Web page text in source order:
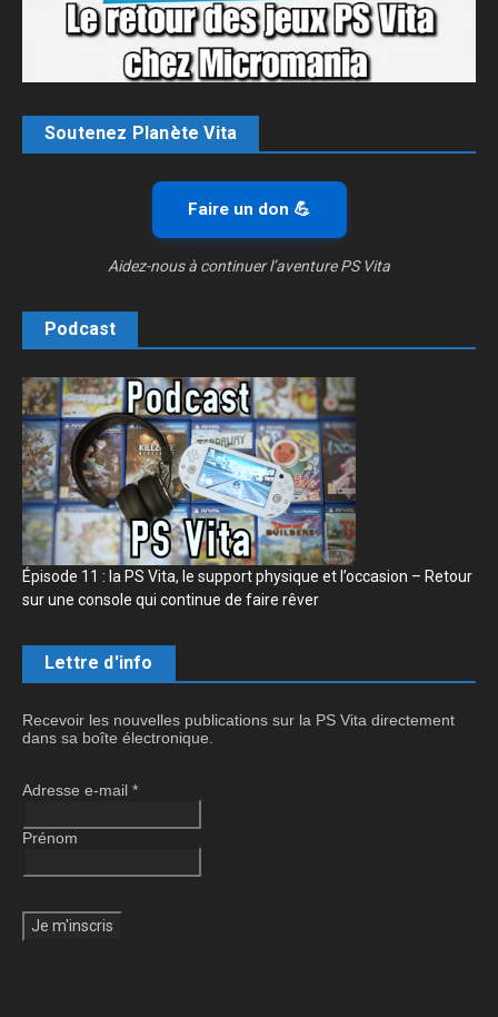
Soutenez Planète Vita
Faire un don 💪
Aidez-nous à continuer l’aventure PS Vita
Podcast
Épisode 11 : la PS Vita, le support physique et l’occasion – Retour
sur une console qui continue de faire rêver
Lettre d'info
Recevoir les nouvelles publications sur la PS Vita directement
dans sa boîte électronique.
Adresse e-mail *
Prénom